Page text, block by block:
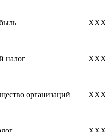
ХХХ
налог ХХХ
организаций ХХХ